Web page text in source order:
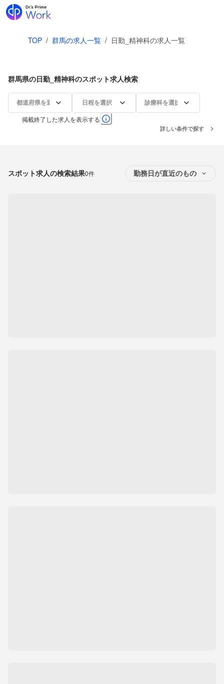
TOP / 群馬の求人一覧 / 日勤_精神科の求人一覧
群馬県の日勤_精神科のスポット求人検索
都道府県を選択 日程を選択 診療科を選択
掲載終了した求人を表示する
詳しい条件で探す
スポット求人の検索結果0件 勤務日が直近のもの